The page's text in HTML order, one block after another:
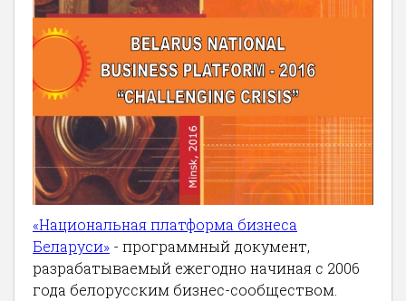
«Национальная платформа бизнеса
Беларуси» - программный документ,
разрабатываемый ежегодно начиная с 2006
года белорусским бизнес-сообществом.